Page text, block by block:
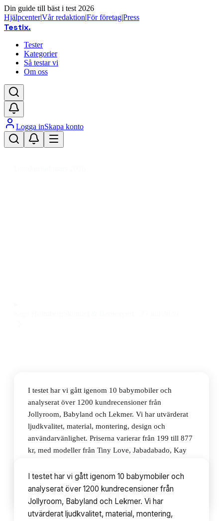
Din guide till bäst i test 2026
Hjälpcenter|Vår redaktion|För företag|Press
Testix.
Tester
Kategorier
Så testar vi
Om oss
Logga inSkapa konto
I testet har vi gått igenom 10 babymobiler och
analyserat över 1200 kundrecensioner från
Jollyroom, Babyland och Lekmer. Vi har utvärderat
ljudkvalitet, material, montering, design och
användarvänlighet. Priserna varierar från 199 till 877
kr, med modeller från Tiny Love, Jabadabado, Kay
Innehållsförteckning 10avsnitt
I testet har vi gått igenom 10 babymobiler och
analyserat över 1200 kundrecensioner från
Jollyroom, Babyland och Lekmer. Vi har
utvärderat ljudkvalitet, material, montering,